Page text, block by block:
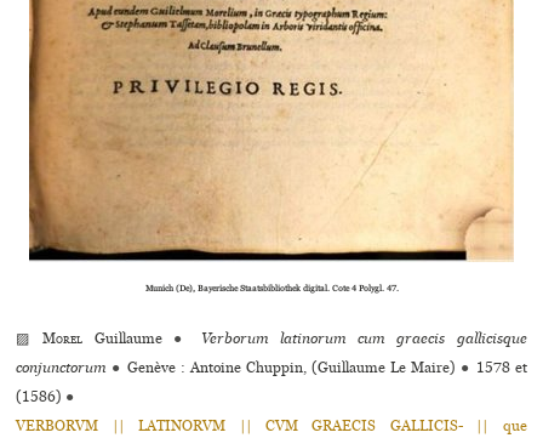
Munich (De), Bayerische Staatsbibliothek digi­­tal. Cote 4 Polygl. 47.
▨Morel Guillaume ●
Verborum latinorum cum graecis gallicisque
conjunctorum ● Genève : Antoine Chuppin, (Guillaume Le Maire) ● 1578 et
(1586) ●
VERBORVM || LATINORVM || CVM GRAECIS GALLICIS- || que